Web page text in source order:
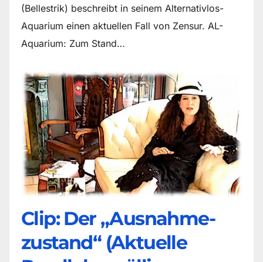
(Bellestrik) beschreibt in seinem Alternativlos-
Aquarium einen aktuellen Fall von Zensur. AL-
Aquarium: Zum Stand…
Clip: Der „Ausnahme-
zustand“ (Aktuelle